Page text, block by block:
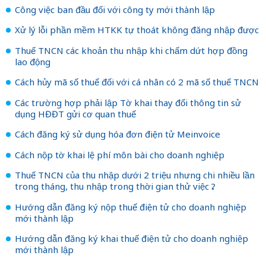
Công việc ban đầu đối với công ty mới thành lập
Xử lý lỗi phần mềm HTKK tự thoát không đăng nhập được
Thuế TNCN các khoản thu nhập khi chấm dứt hợp đồng
lao động
Cách hủy mã số thuế đối với cá nhân có 2 mã số thuế TNCN
Các trường hợp phải lập Tờ khai thay đổi thông tin sử
dụng HĐĐT gửi cơ quan thuế
Cách đăng ký sử dụng hóa đơn điện tử Meinvoice
Cách nộp tờ khai lệ phí môn bài cho doanh nghiệp
Thuế TNCN của thu nhập dưới 2 triệu nhưng chi nhiều lần
trong tháng, thu nhập trong thời gian thử việc ?
Hướng dẫn đăng ký nộp thuế điện tử cho doanh nghiệp
mới thành lập
Hướng dẫn đăng ký khai thuế điện tử cho doanh nghiệp
mới thành lập